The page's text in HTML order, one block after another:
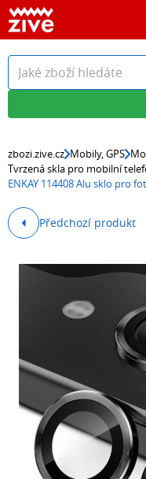
zbozi.zive.cz Mobily, GPS
Tvrzená skla pro mobilní
ENKAY 114408 Alu sklo pro
Předchozí produkt